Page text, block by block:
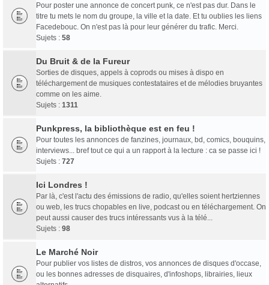
Pour poster une annonce de concert punk, ce n'est pas dur. Dans le
titre tu mets le nom du groupe, la ville et la date. Et tu oublies les liens
Facedebouc. On n'est pas là pour leur générer du trafic. Merci.
Sujets : 58
Du Bruit & de la Fureur
Sorties de disques, appels à coprods ou mises à dispo en
téléchargement de musiques contestataires et de mélodies bruyantes
comme on les aime.
Sujets : 1311
Punkpress, la bibliothèque est en feu !
Pour toutes les annonces de fanzines, journaux, bd, comics, bouquins,
interviews... bref tout ce qui a un rapport à la lecture : ca se passe ici !
Sujets : 727
Ici Londres !
Par là, c'est l'actu des émissions de radio, qu'elles soient hertziennes
ou web, les trucs chopables en live, podcast ou en téléchargement. On
peut aussi causer des trucs intéressants vus à la télé...
Sujets : 98
Le Marché Noir
Pour publier vos listes de distros, vos annonces de disques d'occase,
ou les bonnes adresses de disquaires, d'infoshops, librairies, lieux